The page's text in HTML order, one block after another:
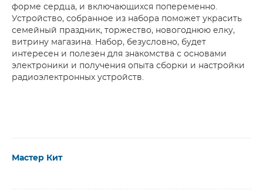
форме сердца, и включающихся попеременно.
Устройство, собранное из набора поможет украсить
семейный праздник, торжество, новогоднюю елку,
витрину магазина. Набор, безусловно, будет
интересен и полезен для знакомства с основами
электроники и получения опыта сборки и настройки
радиоэлектронных устройств.
Мастер Кит